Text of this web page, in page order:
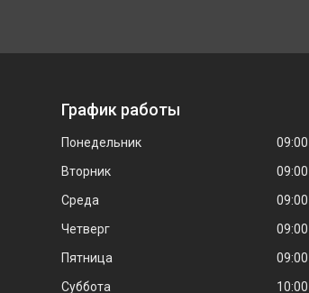
График работы
Понедельник 09:00
Вторник
09:00
Среда
09:00
Четверг
09:00
Пятница
09:00
Суббота
10:00